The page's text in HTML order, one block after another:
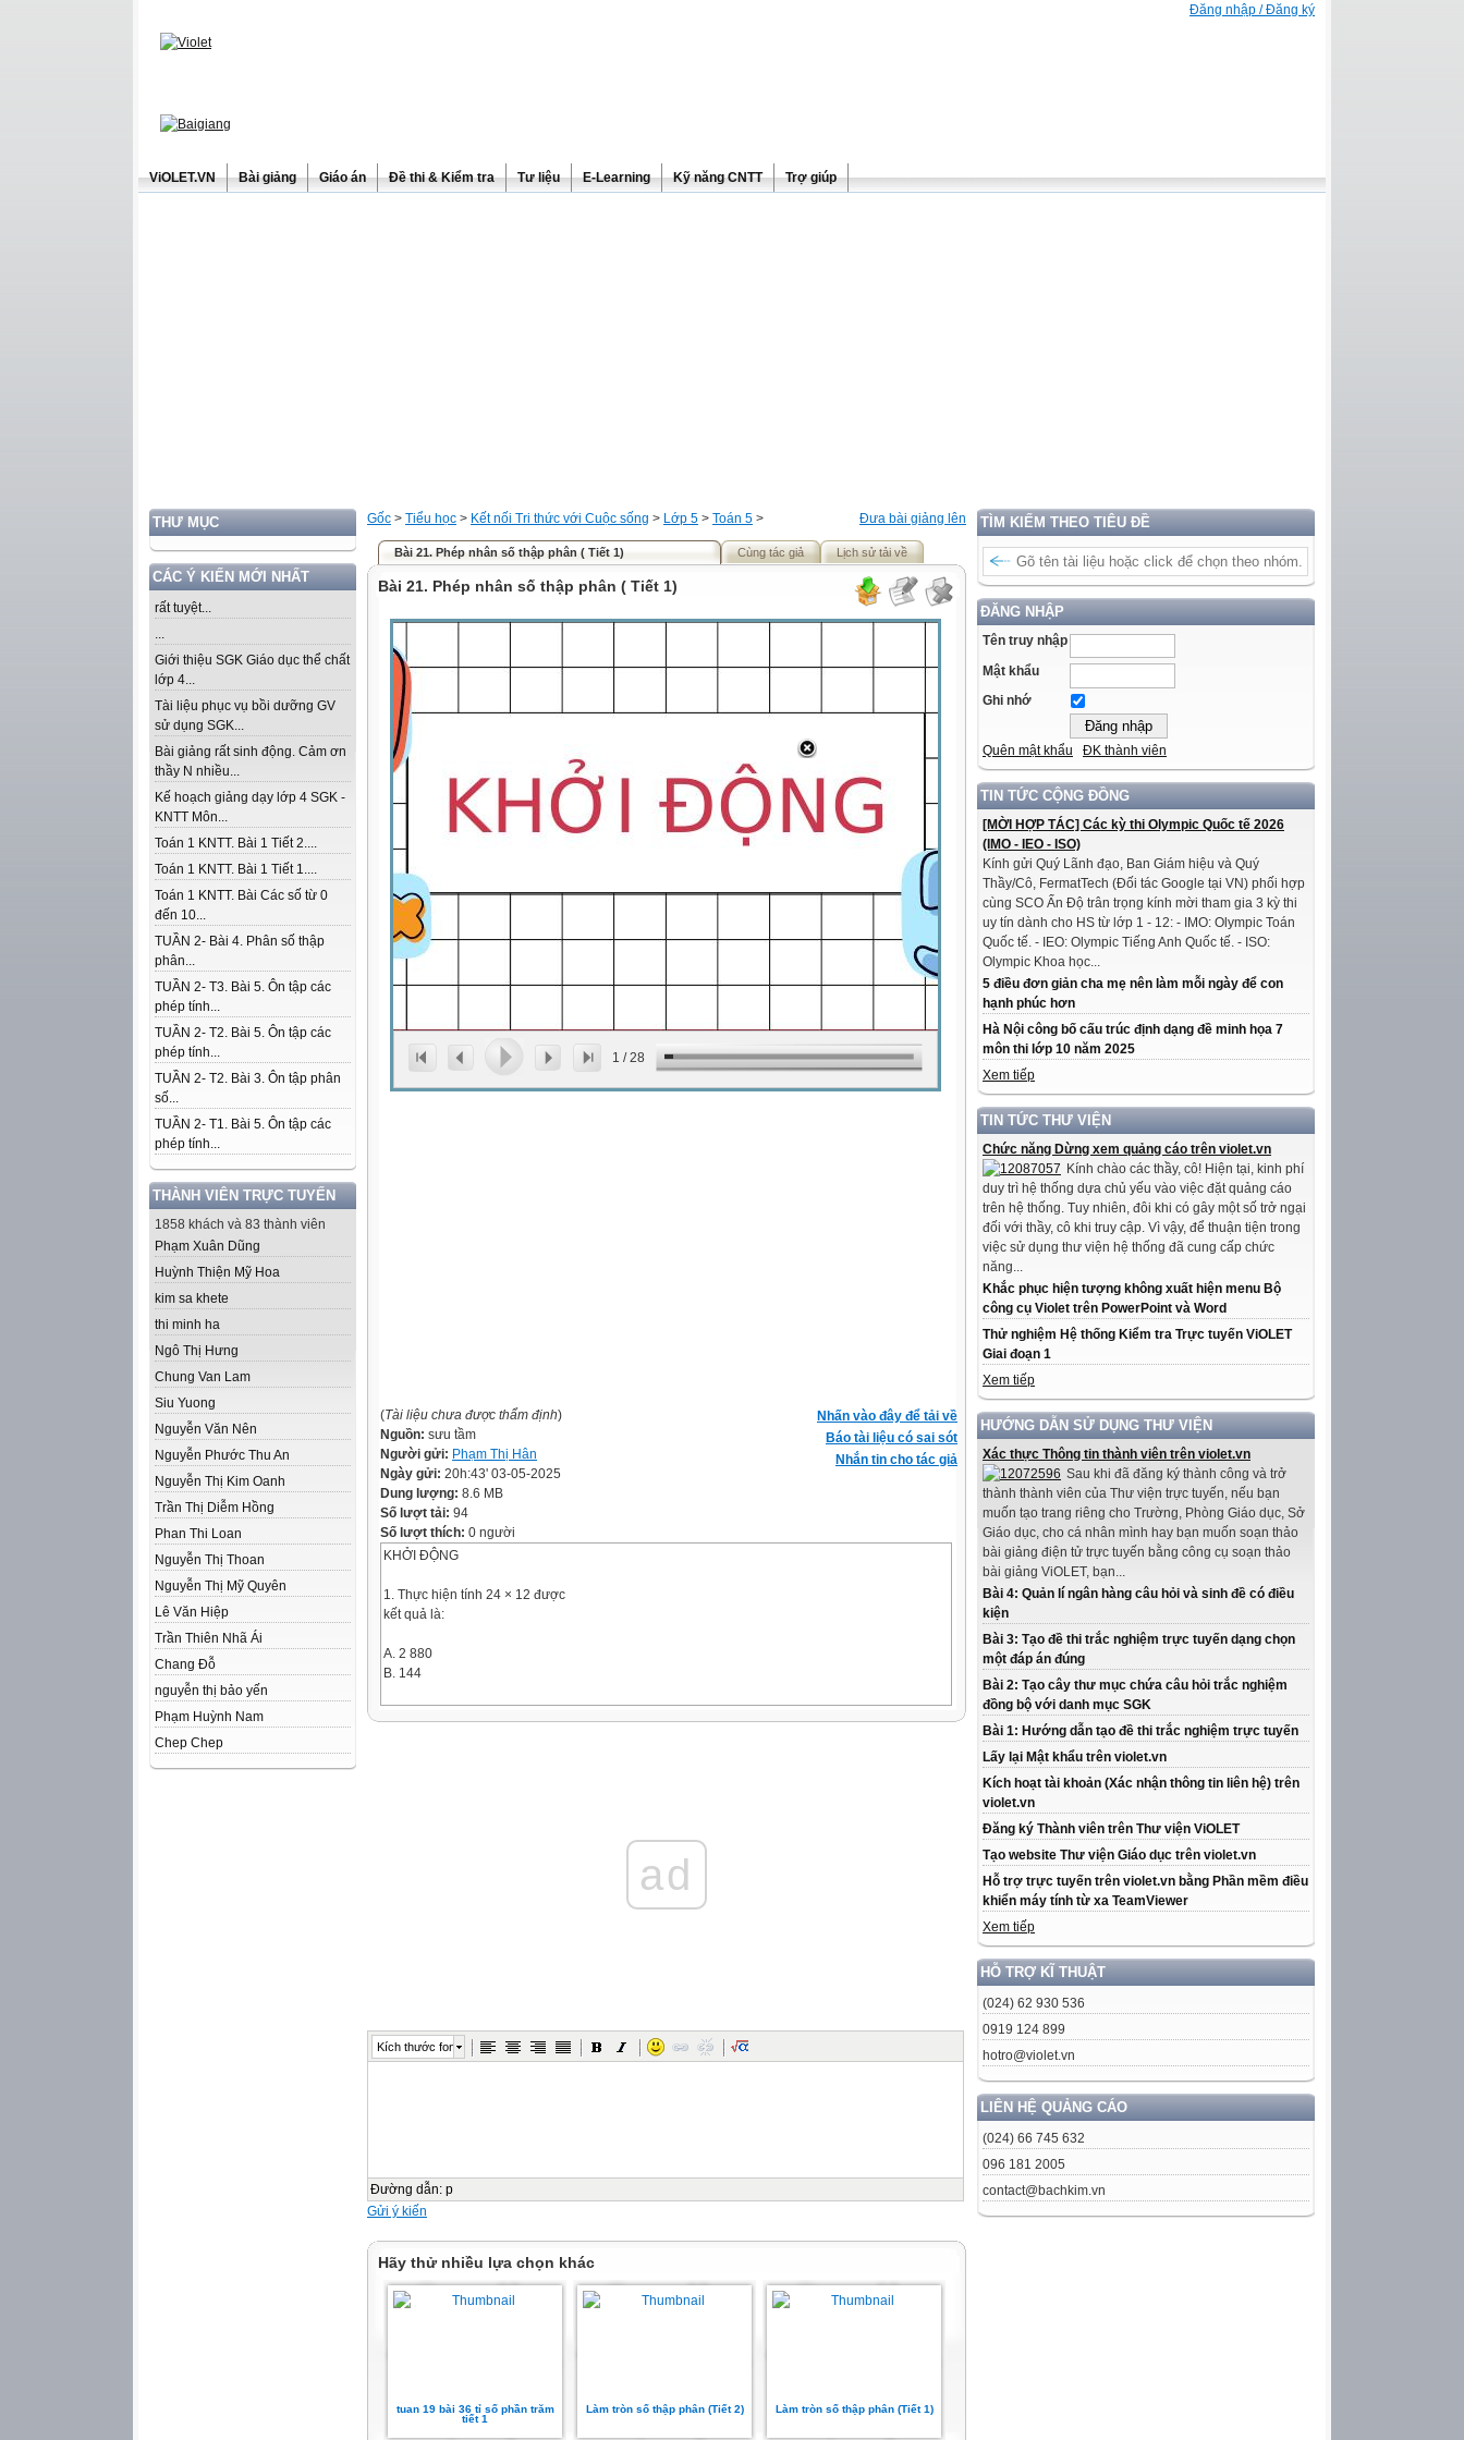
Đăng nhập / Đăng ký
ViOLET.VN Bài giảng Giáo án Đề thi & Kiểm tra Tư liệu E-Learning Kỹ năng CNTT Trợ giúp
THƯ MỤC
CÁC Ý KIẾN MỚI NHẤT
rất tuyệt...
...
Giới thiệu SGK Giáo dục thể chất
lớp 4...
Tài liệu phục vụ bồi dưỡng GV
sử dụng SGK...
Bài giảng rất sinh động. Cảm ơn
thầy N nhiều...
Kế hoạch giảng dạy lớp 4 SGK -
KNTT Môn...
Toán 1 KNTT. Bài 1 Tiết 2....
Toán 1 KNTT. Bài 1 Tiết 1....
Toán 1 KNTT. Bài Các số từ 0
đến 10...
TUẦN 2- Bài 4. Phân số thập
phân...
TUẦN 2- T3. Bài 5. Ôn tập các
phép tính...
TUẦN 2- T2. Bài 5. Ôn tập các
phép tính...
TUẦN 2- T2. Bài 3. Ôn tập phân
số...
TUẦN 2- T1. Bài 5. Ôn tập các
phép tính...
THÀNH VIÊN TRỰC TUYẾN
1858 khách và 83 thành viên
Phạm Xuân Dũng
Huỳnh Thiện Mỹ Hoa
kim sa khete
thi minh ha
Ngô Thị Hưng
Chung Van Lam
Siu Yuong
Nguyễn Văn Nên
Nguyễn Phước Thu An
Nguyễn Thị Kim Oanh
Trần Thị Diễm Hồng
Phan Thi Loan
Nguyễn Thị Thoan
Nguyễn Thị Mỹ Quyên
Lê Văn Hiệp
Trần Thiên Nhã Ái
Chang Đỗ
nguyễn thị bảo yến
Phạm Huỳnh Nam
Chep Chep
TÌM KIẾM THEO TIÊU ĐỀ
ĐĂNG NHẬP
Tên truy nhập
Mật khẩu
Ghi nhớ
Quên mật khẩu ĐK thành viên
TIN TỨC CỘNG ĐỒNG
[MỜI HỢP TÁC] Các kỳ thi Olympic Quốc tế 2026
(IMO - IEO - ISO)
Kính gửi Quý Lãnh đạo, Ban Giám hiệu và Quý
Thầy/Cô, FermatTech (Đối tác Google tại VN) phối hợp
cùng SCO Ấn Độ trân trọng kính mời tham gia 3 kỳ thi
uy tín dành cho HS từ lớp 1 - 12: - IMO: Olympic Toán
Quốc tế. - IEO: Olympic Tiếng Anh Quốc tế. - ISO:
Olympic Khoa học...
5 điều đơn giản cha mẹ nên làm mỗi ngày để con
hạnh phúc hơn
Hà Nội công bố cấu trúc định dạng đề minh họa 7
môn thi lớp 10 năm 2025
Xem tiếp
TIN TỨC THƯ VIỆN
Chức năng Dừng xem quảng cáo trên violet.vn
Kính chào các thầy, cô! Hiện tại, kinh phí
duy trì hệ thống dựa chủ yếu vào việc đặt quảng cáo
trên hệ thống. Tuy nhiên, đôi khi có gây một số trở ngại
đối với thầy, cô khi truy cập. Vì vậy, để thuận tiện trong
việc sử dụng thư viện hệ thống đã cung cấp chức
năng...
Khắc phục hiện tượng không xuất hiện menu Bộ
công cụ Violet trên PowerPoint và Word
Thử nghiệm Hệ thống Kiểm tra Trực tuyến ViOLET
Giai đoạn 1
Xem tiếp
HƯỚNG DẪN SỬ DỤNG THƯ VIỆN
Xác thực Thông tin thành viên trên violet.vn
Sau khi đã đăng ký thành công và trở
thành thành viên của Thư viện trực tuyến, nếu bạn
muốn tạo trang riêng cho Trường, Phòng Giáo dục, Sở
Giáo dục, cho cá nhân mình hay bạn muốn soạn thảo
bài giảng điện tử trực tuyến bằng công cụ soạn thảo
bài giảng ViOLET, bạn...
Bài 4: Quản lí ngân hàng câu hỏi và sinh đề có điều
kiện
Bài 3: Tạo đề thi trắc nghiệm trực tuyến dạng chọn
một đáp án đúng
Bài 2: Tạo cây thư mục chứa câu hỏi trắc nghiệm
đồng bộ với danh mục SGK
Bài 1: Hướng dẫn tạo đề thi trắc nghiệm trực tuyến
Lấy lại Mật khẩu trên violet.vn
Kích hoạt tài khoản (Xác nhận thông tin liên hệ) trên
violet.vn
Đăng ký Thành viên trên Thư viện ViOLET
Tạo website Thư viện Giáo dục trên violet.vn
Hỗ trợ trực tuyến trên violet.vn bằng Phần mềm điều
khiển máy tính từ xa TeamViewer
Xem tiếp
HỖ TRỢ KĨ THUẬT
(024) 62 930 536
0919 124 899
hotro@violet.vn
LIÊN HỆ QUẢNG CÁO
(024) 66 745 632
096 181 2005
contact@bachkim.vn
Đưa bài giảng lên
Gốc > Tiểu học > Kết nối Tri thức với Cuộc sống > Lớp 5 > Toán 5 >
Bài 21. Phép nhân số thập phân ( Tiết 1) Cùng tác giả Lịch sử tải về
Bài 21. Phép nhân số thập phân ( Tiết 1)
1 /28
Nhấn vào đây để tải về
Báo tài liệu có sai sót
Nhắn tin cho tác giả
(Tài liệu chưa được thẩm định)
Nguồn: sưu tầm
Người gửi: Phạm Thị Hân
Ngày gửi: 20h:43' 03-05-2025
Dung lượng: 8.6 MB
Số lượt tải: 94
Số lượt thích: 0 người
KHỞI ĐỘNG
1. Thực hiện tính 24 × 12 được
kết quả là:
A. 2 880
B. 144
4. Số thích hợp viết vào chỗ chấm của
C. 2,15
5. Thực hiện tính 3,2 m × 8
được kết quả là:
A. 256 m
B. 25,6 m
ad
Kích thước font
Đường dẫn: p
Gửi ý kiến
Hãy thử nhiều lựa chọn khác
tuan 19 bài 36 tỉ số phần trăm
tiết 1
Làm tròn số thập phân (Tiết 2) Làm tròn số thập phân (Tiết 1)